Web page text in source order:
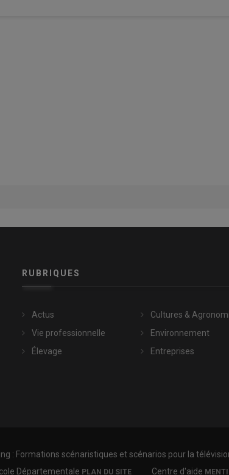
RUBRIQUES
Actus
Vie professionnelle
Élevage
Cultures &
Environnement
Entreprises
: Formations scénaristiques et scénarios pour la
Départementale PLAN DU SITE Centre d'aide